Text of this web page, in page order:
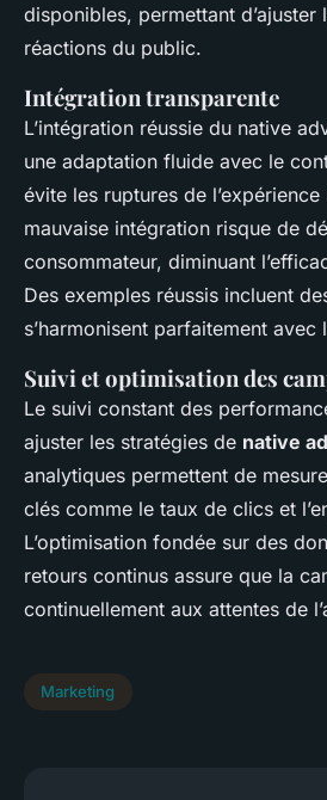
disponibles, permettant d’ajuster
réactions du public.
Intégration transparente
L’intégration réussie du native
une adaptation fluide avec le
évite les ruptures de
mauvaise intégration risque de
consommateur, diminuant
Des exemples réussis incluent
s’harmonisent parfaitement
Suivi et optimisation des
Le suivi constant des
ajuster les stratégies de native
analytiques permettent de
clés comme le taux de clics et
L’optimisation fondée sur des
retours continus assure que la
continuellement aux attentes de
Marketing